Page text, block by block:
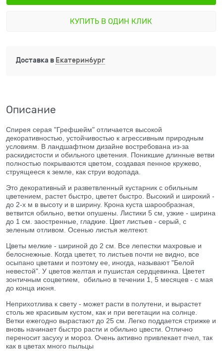
КУПИТЬ В ОДИН КЛИК
Доставка в Екатеринбург
Описание
Спирея серая "Грефшейм" отличается высокой
декоративностью, устойчивостью к агрессивным природным
условиям. В ландшафтном дизайне востребована из-за
раскидистости и обильного цветения. Поникшие длинные ветви
полностью покрываются цветом, создавая пенное кружево,
струящееся к земле, как струи водопада.
Это декоративный и разветвленный кустарник с обильным
цветением, растет быстро, цветет быстро. Высокий и широкий -
до 2-х м в высоту и в ширину. Крона куста шарообразная,
ветвится обильно, ветки опушены. Листики 5 см, узкие - ширина
до 1 см. заостренные, гладкие. Цвет листьев - серый, с
зеленым отливом. Осенью листья желтеют.
Цветы мелкие - шириной до 2 см. Все лепестки махровые и
белоснежные. Когда цветет, то листьев почти не видно, все
осыпано цветами и поэтому ее, иногда, называют "Белой
невестой". У цветов желтая и пушистая сердцевинка. Цветет
зонтичным соцветием, обильно в течении 1, 5 месяцев - с мая
до конца июня.
Неприхотлива к свету - может расти в полутени, и вырастет
столь же красивым кустом, как и при вегетации на солнце.
Ветки ежегодно вырастают до 25 см. Легко поддается стрижке и
вновь начинает быстро расти и обильно цвести. Отлично
переносит засуху и мороз. Очень активно привлекает пчел, так
как в цветах много пыльцы